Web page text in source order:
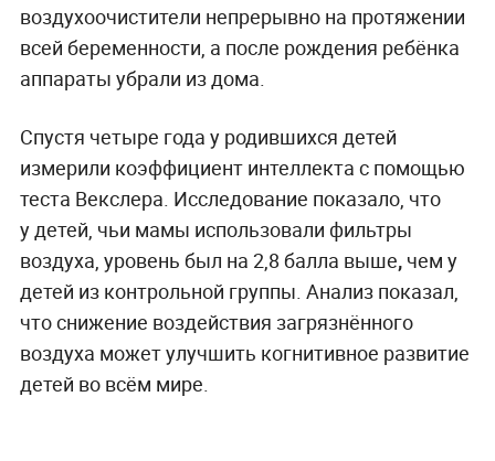
воздухоочистители непрерывно на протяжении
всей беременности, а после рождения ребёнка
аппараты убрали из дома.
Спустя четыре года у родившихся детей
измерили коэффициент интеллекта с помощью
теста Векслера. Исследование показало, что
у детей, чьи мамы использовали фильтры
воздуха, уровень был на 2,8 балла выше, чем у
детей из контрольной группы. Анализ показал,
что снижение воздействия загрязнённого
воздуха может улучшить когнитивное развитие
детей во всём мире.